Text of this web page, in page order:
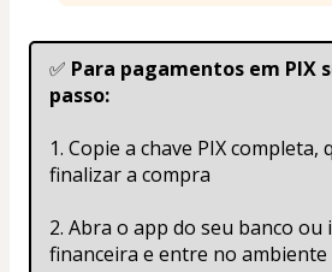
✅ Para pagamentos em PIX
passo:
1. Copie a chave PIX completa,
finalizar a compra
2. Abra o app do seu banco ou
financeira e entre no ambiente